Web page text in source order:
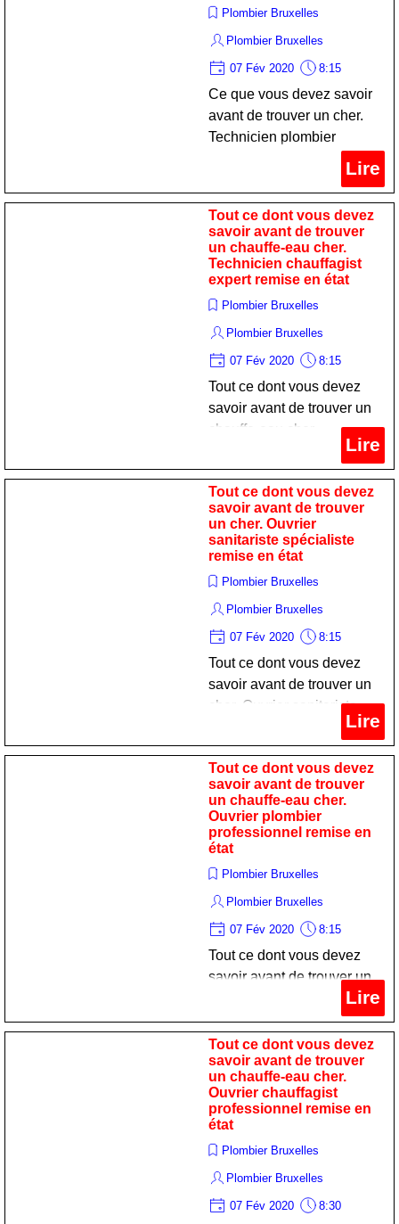
Plombier Bruxelles
Plombier Bruxelles
07 Fév 2020 8:15
Ce que vous devez savoir
avant de trouver un cher.
Technicien plombier
spécialiste remise en étatLire
Tout ce dont vous devez
savoir avant de trouver
un chauffe-eau cher.
Technicien chauffagist
expert remise en état
Plombier Bruxelles
Plombier Bruxelles
07 Fév 2020 8:15
Tout ce dont vous devez
savoir avant de trouver un
chauffe-eau cher.
Technicien chauffagist
expert remise en état
Lire
Tout ce dont vous devez
savoir avant de trouver
un cher. Ouvrier
sanitariste spécialiste
remise en état
Plombier Bruxelles
Plombier Bruxelles
07 Fév 2020 8:15
Tout ce dont vous devez
savoir avant de trouver un
cher. Ouvrier sanitariste
spécialiste remise en état
Lire
Tout ce dont vous devez
savoir avant de trouver
un chauffe-eau cher.
Ouvrier plombier
professionnel remise en
état
Plombier Bruxelles
Plombier Bruxelles
07 Fév 2020 8:15
Tout ce dont vous devez
savoir avant de trouver un
chauffe-eau cher. Ouvrier
plombier professionnel
remise en état
Lire
Tout ce dont vous devez
savoir avant de trouver
un chauffe-eau cher.
Ouvrier chauffagist
professionnel remise en
état
Plombier Bruxelles
Plombier Bruxelles
07 Fév 2020 8:30